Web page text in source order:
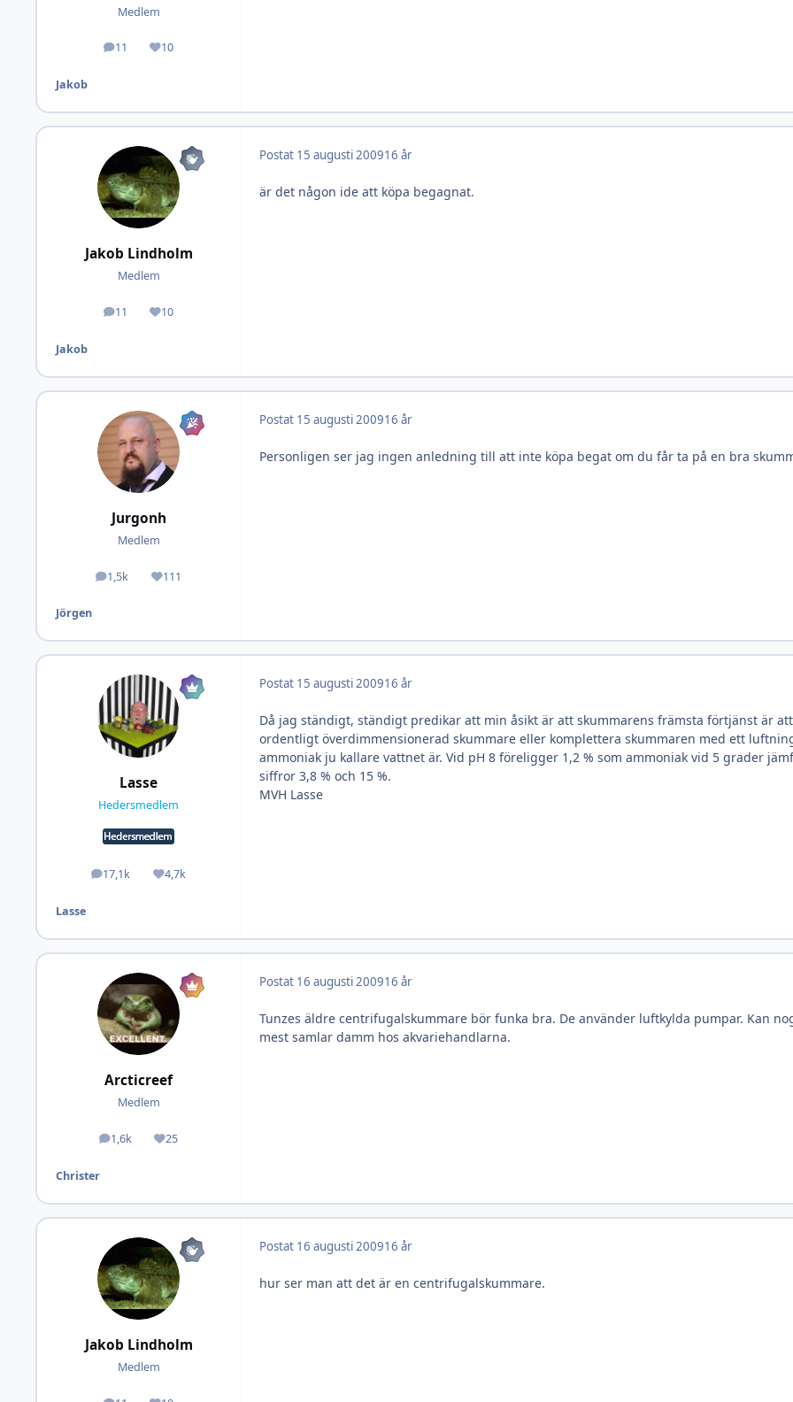
Medlem
11
Inlägg 10
Omdöme
Jakob
Jakob Lindholm
Medlem
11
Inlägg 10
Omdöme
Jakob
Postat 15 augusti 200916 år
är det någon ide att köpa begagnat.
Jurgonh
Medlem
1,5k
Inlägg 111
Omdöme
Jörgen
Postat 15 augusti 200916 år
Personligen ser jag ingen anledning till att inte köpa begat om du får ta på en bra
Lasse
Hedersmedlem
17,1k
Inlägg 4,7k
Omdöme
Lasse
Postat 15 augusti 200916 år
Då jag ständigt, ständigt predikar att min åsikt är att skummarens främsta förtjänst är
ordentligt överdimmensionerad skummare eller komplettera skummaren med ett
ammoniak ju kallare vattnet är. Vid pH 8 föreligger 1,2 % som ammoniak vid 5 grader
siffror 3,8 % och 15 %.
MVH Lasse
Arcticreef
Medlem
1,6k
Inlägg 25
Omdöme
Christer
Postat 16 augusti 200916 år
Tunzes äldre centrifugalskummare bör funka bra. De använder luftkylda pumpar. Kan
mest samlar damm hos akvariehandlarna.
Jakob Lindholm
Medlem
Postat 16 augusti 200916 år
hur ser man att det är en centrifugalskummare.